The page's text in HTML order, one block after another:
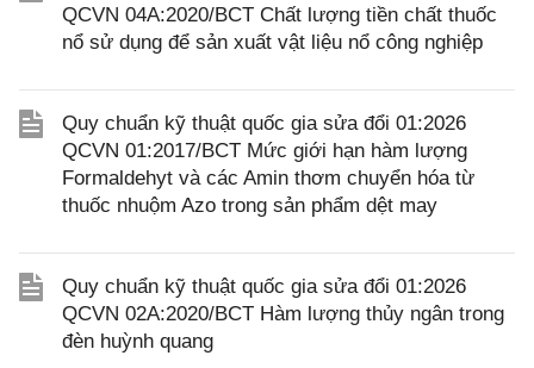
QCVN 04A:2020/BCT Chất lượng tiền chất thuốc
nổ sử dụng để sản xuất vật liệu nổ công nghiệp
Quy chuẩn kỹ thuật quốc gia sửa đổi 01:2026
QCVN 01:2017/BCT Mức giới hạn hàm lượng
Formaldehyt và các Amin thơm chuyển hóa từ
thuốc nhuộm Azo trong sản phẩm dệt may
Quy chuẩn kỹ thuật quốc gia sửa đổi 01:2026
QCVN 02A:2020/BCT Hàm lượng thủy ngân trong
đèn huỳnh quang